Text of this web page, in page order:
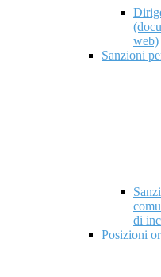
web)
Sanzioni
di
Posizioni